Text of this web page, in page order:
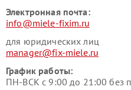
Электронная почта:
info@miele-fixim.ru
для юридических лиц
manager@fix-miele.ru
График работы:
ПН-ВСК с 9:00 до 21:00 без